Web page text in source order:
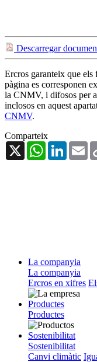
Descarregar
Ercros garanteix que els
pàgina es corresponen
la CNMV, i difosos per
inclosos en aquest
CNMV.
Comparteix
X
WhatsApp
La companyia
La companyia
Ercros en xifres
Productes
Productes
Sostenibilitat
Sostenibilitat
Canvi climàtic